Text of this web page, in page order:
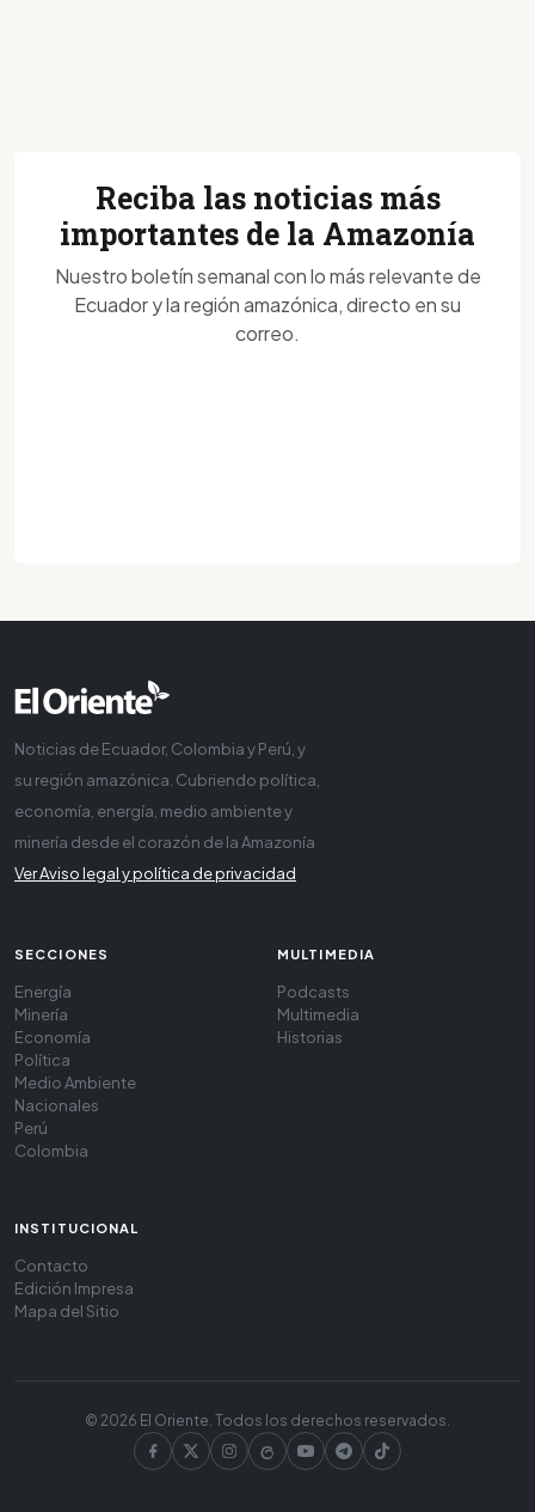
Reciba las noticias más
importantes de la Amazonía
Nuestro boletín semanal con lo más relevante de
Ecuador y la región amazónica, directo en su
correo.
Noticias de Ecuador, Colombia y Perú, y
su región amazónica. Cubriendo política,
economía, energía, medio ambiente y
minería desde el corazón de la Amazonía
Ver Aviso legal y política de privacidad
SECCIONES
Energía
Minería
Economía
Política
Medio Ambiente
Nacionales
Perú
Colombia
MULTIMEDIA
Podcasts
Multimedia
Historias
INSTITUCIONAL
Contacto
Edición Impresa
Mapa del Sitio
© 2026 El Oriente. Todos los derechos reservados.